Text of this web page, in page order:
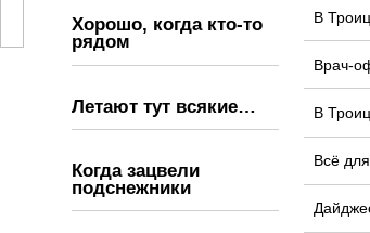
В
Врач-
В
Всё
Хорошо, когда кто‑то
рядом
Летают тут всякие…
Когда зацвели
подснежники